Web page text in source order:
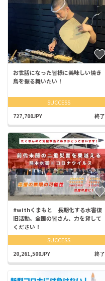
お世話になった皆様に美味しい焼き
鳥を振る舞いたい！
SUCCESS
727,700JPY 終了
#withくまもと 長期化する水害復
旧活動。全国の皆さん、力を貸して
ください！
SUCCESS
20,261,500JPY 終了